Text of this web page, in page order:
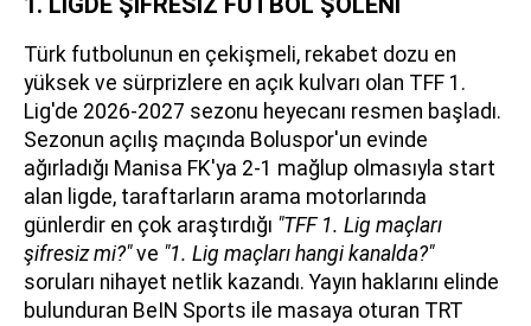
Türk futbolunun en çekişmeli, rekabet dozu en
yüksek ve sürprizlere en açık kulvarı olan TFF 1.
Lig'de 2026-2027 sezonu heyecanı resmen başladı.
Sezonun açılış maçında Boluspor'un evinde
ağırladığı Manisa FK'ya 2-1 mağlup olmasıyla start
alan ligde, taraftarların arama motorlarında
günlerdir en çok araştırdığı "TFF 1. Lig maçları
şifresiz mi?"ve "1. Lig maçları hangi kanalda?"
soruları nihayet netlik kazandı. Yayın haklarını elinde
bulunduran BeIN Sports ile masaya oturan TRT